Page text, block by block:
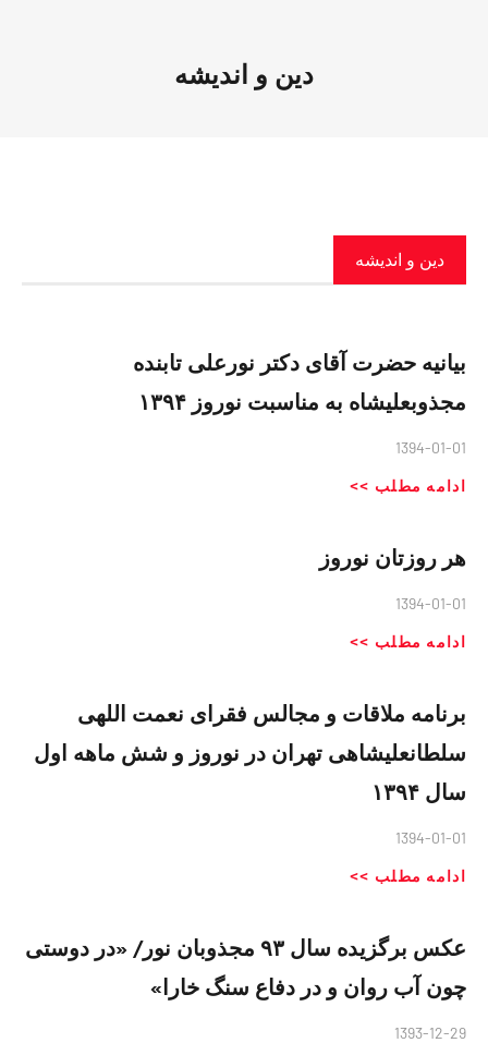
دین و اندیشه
دین و اندیشه
بیانیه حضرت آقای دکتر نورعلی تابنده
مجذوبعلیشاه به مناسبت نوروز ۱۳۹۴
1394-01-01
ادامه مطلب >>
هر روزتان نوروز
1394-01-01
ادامه مطلب >>
برنامه ملاقات و مجالس فقرای نعمت اللهی
سلطانعلیشاهی تهران در نوروز و شش ماهه اول
سال ۱۳۹۴
1394-01-01
ادامه مطلب >>
عکس برگزیده سال ۹۳ مجذوبان نور/ «در دوستی
چون آب روان و در دفاع سنگ خارا»
1393-12-29